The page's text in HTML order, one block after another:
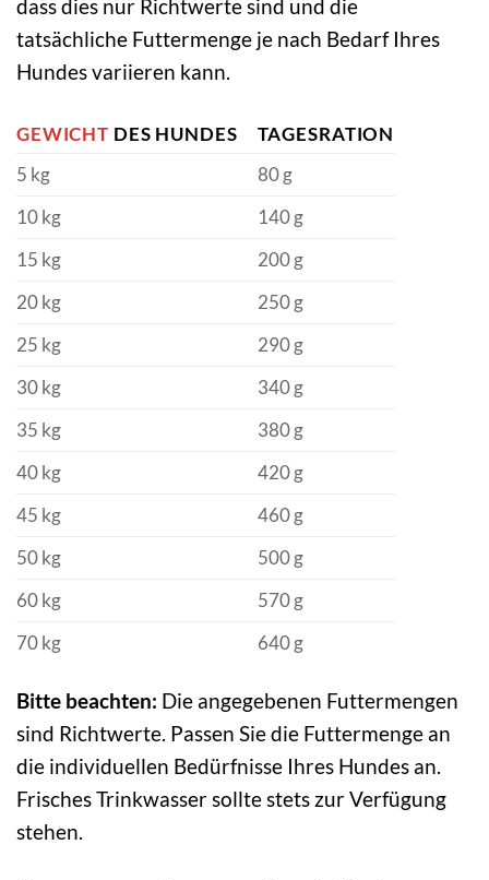
dass dies nur Richtwerte sind und die
tatsächliche Futtermenge je nach Bedarf Ihres
Hundes variieren kann.
GEWICHT DES HUNDES
TAGESRATION
5 kg
80 g
10 kg
140 g
15 kg
200 g
20 kg
250 g
25 kg
290 g
30 kg
340 g
35 kg
380 g
40 kg
420 g
45 kg
460 g
50 kg
500 g
60 kg
570 g
70 kg
640 g
Bitte beachten: Die angegebenen Futtermengen
sind Richtwerte. Passen Sie die Futtermenge an
die individuellen Bedürfnisse Ihres Hundes an.
Frisches Trinkwasser sollte stets zur Verfügung
stehen.